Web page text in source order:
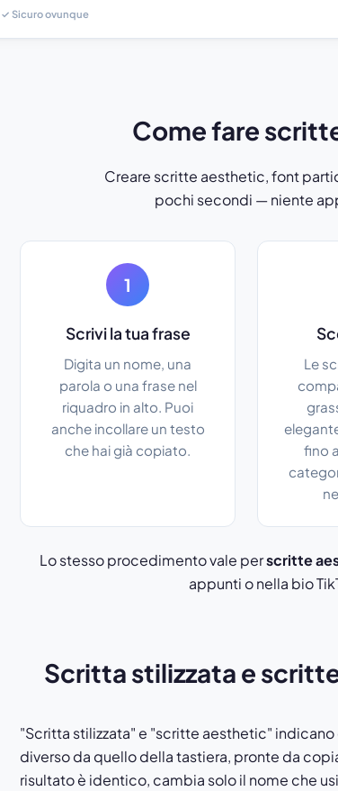
✓ Sicuro ovunque
Come fare
Creare scritte aesthetic, font
pochi secondi — niente
1
Scrivi la tua frase
Digita un nome, una
parola o una frase nel
riquadro in alto. Puoi
anche incollare un testo
che hai già copiato.
Le
fino
Lo stesso procedimento vale perscritte
appunti o nella bio
Scritta stilizzata e
"Scritta stilizzata" e "scritte aesthetic"
diverso da quello della tastiera, pronte da
risultato è identico, cambia solo il nome che